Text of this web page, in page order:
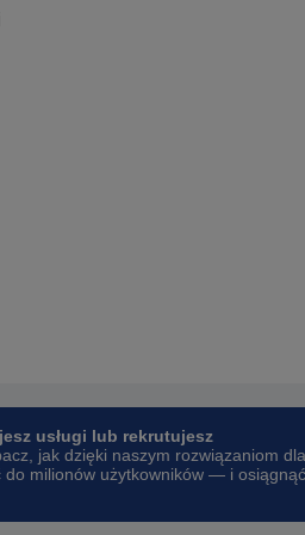
usługi lub rekrutujesz
jak dzięki naszym rozwiązaniom dla
do milionów użytkowników — i osiągnąć